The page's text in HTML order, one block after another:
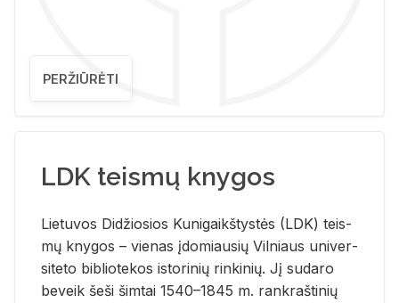
PERŽIŪRĖTI
LDK teismų knygos
Lie­tu­vos Di­džio­sios Ku­ni­gaikš­tys­tės (LDK) teis­
mų kny­gos – vie­nas įdo­miau­sių Vil­niaus uni­ver­
si­te­to bi­b­lio­te­kos is­to­ri­nių rin­ki­nių. Jį su­da­ro
be­veik šeši šim­tai 1540–1845 m. rank­raš­ti­nių